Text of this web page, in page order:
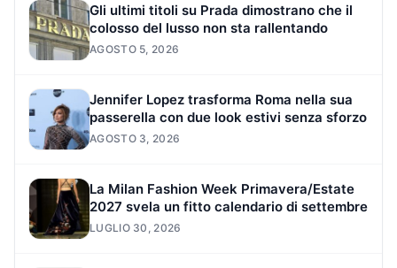
Gli ultimi titoli su Prada dimostrano che il
colosso del lusso non sta rallentando
AGOSTO 5, 2026
Jennifer Lopez trasforma Roma nella sua
passerella con due look estivi senza sforzo
AGOSTO 3, 2026
La Milan Fashion Week Primavera/Estate
2027 svela un fitto calendario di settembre
LUGLIO 30, 2026